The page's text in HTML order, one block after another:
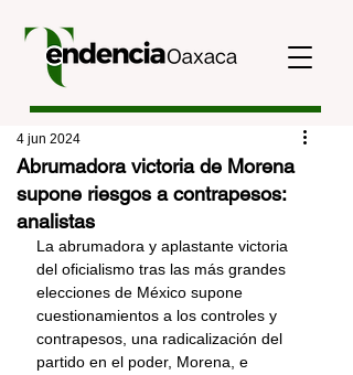
Abrumadora victoria de Morena
supone riesgos a contrapesos:
analistas
4 jun 2024
La abrumadora y aplastante victoria
del oficialismo tras las más grandes
elecciones de México supone
cuestionamientos a los controles y
contrapesos, una radicalización del
partido en el poder, Morena, e